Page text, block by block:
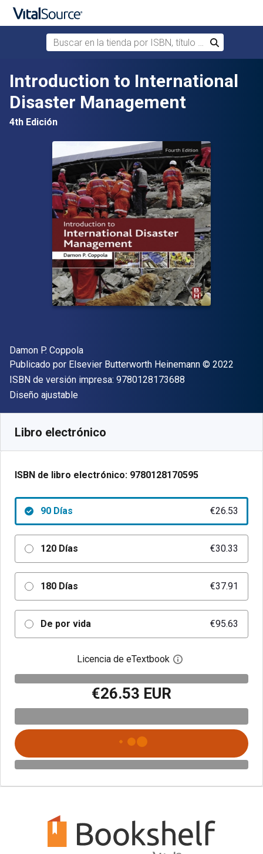
Saltar al contenido principal
Buscar en la tienda por ISBN, título o autor
Buscar
Introduction to International
Disaster Management
4th Edición
Autor(es)
Damon P. Coppola
Editorial
Publicado por Elsevier Butterworth Heinemann Copyright
© 2022
ISBN de versión impresa: 9780128173688
Formato
Diseño ajustable
Libro electrónico
ISBN de libro electrónico: 9780128170595
90 Días €26.53
120 Días €30.33
180 Días €37.91
De por vida €95.63
Licencia de eTextbook Abre el cuadro de
€26.53 EUR